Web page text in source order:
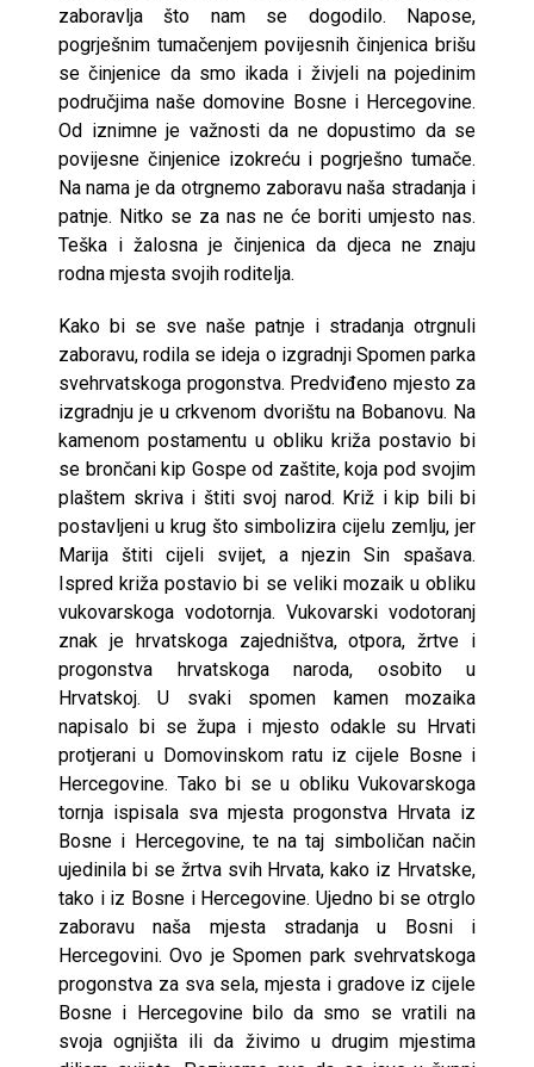
zaboravlja što nam se dogodilo. Napose,
pogrješnim tumačenjem povijesnih činjenica brišu
se činjenice da smo ikada i živjeli na pojedinim
područjima naše domovine Bosne i Hercegovine.
Od iznimne je važnosti da ne dopustimo da se
povijesne činjenice izokreću i pogrješno tumače.
Na nama je da otrgnemo zaboravu naša stradanja i
patnje. Nitko se za nas ne će boriti umjesto nas.
Teška i žalosna je činjenica da djeca ne znaju
rodna mjesta svojih roditelja.
Kako bi se sve naše patnje i stradanja otrgnuli
zaboravu, rodila se ideja o izgradnji Spomen parka
svehrvatskoga progonstva. Predviđeno mjesto za
izgradnju je u crkvenom dvorištu na Bobanovu. Na
kamenom postamentu u obliku križa postavio bi
se brončani kip Gospe od zaštite, koja pod svojim
plaštem skriva i štiti svoj narod. Križ i kip bili bi
postavljeni u krug što simbolizira cijelu zemlju, jer
Marija štiti cijeli svijet, a njezin Sin spašava.
Ispred križa postavio bi se veliki mozaik u obliku
vukovarskoga vodotornja. Vukovarski vodotoranj
znak je hrvatskoga zajedništva, otpora, žrtve i
progonstva hrvatskoga naroda, osobito u
Hrvatskoj. U svaki spomen kamen mozaika
napisalo bi se župa i mjesto odakle su Hrvati
protjerani u Domovinskom ratu iz cijele Bosne i
Hercegovine. Tako bi se u obliku Vukovarskoga
tornja ispisala sva mjesta progonstva Hrvata iz
Bosne i Hercegovine, te na taj simboličan način
ujedinila bi se žrtva svih Hrvata, kako iz Hrvatske,
tako i iz Bosne i Hercegovine. Ujedno bi se otrglo
zaboravu naša mjesta stradanja u Bosni i
Hercegovini. Ovo je Spomen park svehrvatskoga
progonstva za sva sela, mjesta i gradove iz cijele
Bosne i Hercegovine bilo da smo se vratili na
svoja ognjišta ili da živimo u drugim mjestima